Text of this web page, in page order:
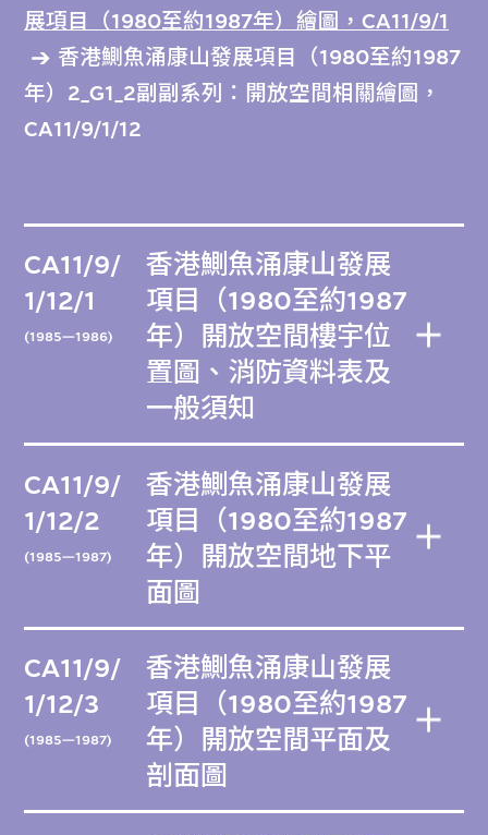
展項目（1980至約1987年）繪圖，CA11/9/1
香港鰂魚涌康山發展項目（1980至約1987
年）2_G1_2副副系列：開放空間相關繪圖，
CA11/9/1/12
CA11/9/
1/12/1
(1985—1986)
香港鰂魚涌康山發展
項目（1980至約1987
年）開放空間樓宇位
置圖、消防資料表及
一般須知
CA11/9/
1/12/2
(1985—1987)
香港鰂魚涌康山發展
項目（1980至約1987
年）開放空間地下平
面圖
CA11/9/
1/12/3
(1985—1987)
香港鰂魚涌康山發展
項目（1980至約1987
年）開放空間平面及
剖面圖